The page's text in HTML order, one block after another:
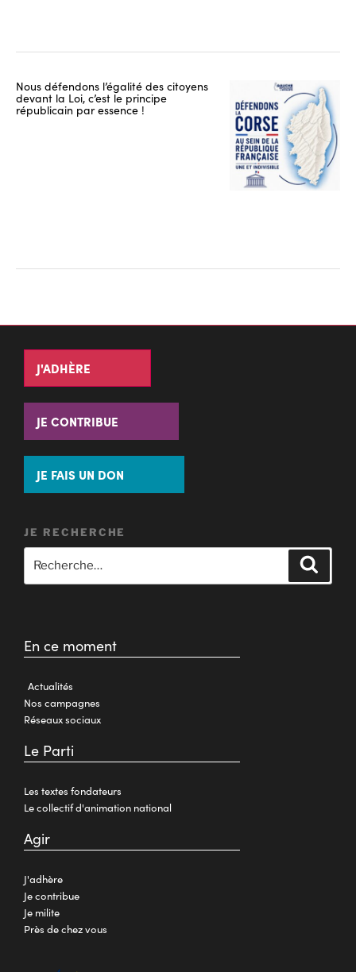
Nous défendons l’égalité des citoyens
devant la Loi, c’est le principe
républicain par essence !
J'ADHÈRE
JE CONTRIBUE
JE FAIS UN DON
JE RECHERCHE
En ce moment
Actualités
Nos campagnes
Réseaux sociaux
Le Parti
Les textes fondateurs
Le collectif d'animation national
Agir
J'adhère
Je contribue
Je milite
Près de chez vous